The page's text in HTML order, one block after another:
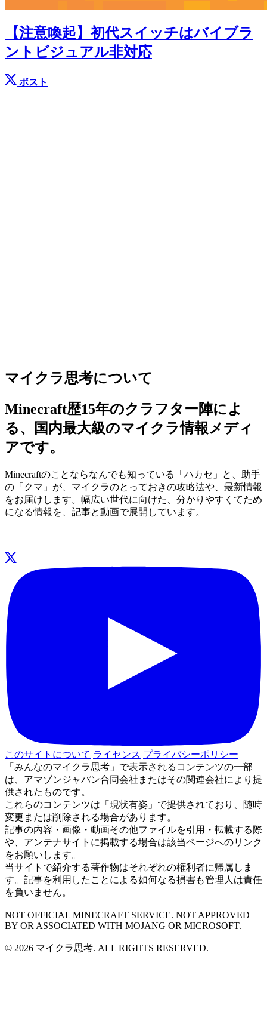
【注意喚起】初代スイッチはバイブラ
ントビジュアル非対応
ポスト
マイクラ思考について
Minecraft歴15年のクラフター陣によ
る、国内最大級のマイクラ情報メディ
アです。
Minecraftのことならなんでも知っている「ハカセ」と、助手
の「クマ」が、マイクラのとっておきの攻略法や、最新情報
をお届けします。幅広い世代に向けた、分かりやすくてため
になる情報を、記事と動画で展開しています。
このサイトについて ライセンス プライバシーポリシー
「みんなのマイクラ思考」で表示されるコンテンツの一部
は、アマゾンジャパン合同会社またはその関連会社により提
供されたものです。
これらのコンテンツは「現状有姿」で提供されており、随時
変更または削除される場合があります。
記事の内容・画像・動画その他ファイルを引用・転載する際
や、アンテナサイトに掲載する場合は該当ページへのリンク
をお願いします。
当サイトで紹介する著作物はそれぞれの権利者に帰属しま
す。記事を利用したことによる如何なる損害も管理人は責任
を負いません。
NOT OFFICIAL MINECRAFT SERVICE. NOT APPROVED
BY OR ASSOCIATED WITH MOJANG OR MICROSOFT.
© 2026 マイクラ思考. ALL RIGHTS RESERVED.